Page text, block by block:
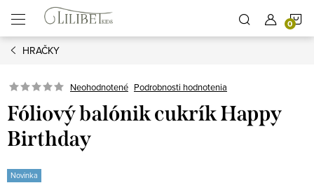
obsah
HRAČKY
Neohodnotené Podrobnosti hodnotenia
Fóliový balónik cukrík Happy
Birthday
Novinka